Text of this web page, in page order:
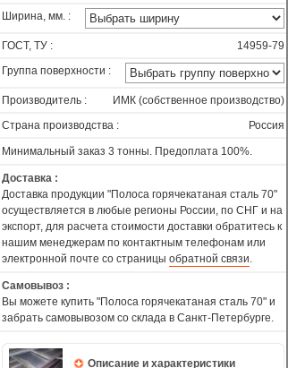
Ширина, мм. :
ГОСТ, ТУ :
14959-79
Группа поверхности :
Производитель :
ИМК (собственное производство)
Страна производства :
Россия
Минимальный заказ 3 тонны. Предоплата 100%.
Доставка :
Доставка продукции "Полоса горячекатаная сталь 70"
осуществляется в любые регионы России, по СНГ и на
экспорт, для расчета стоимости доставки обратитесь к
нашим менеджерам по контактным телефонам или
электронной почте со страницы обратной связи.
Самовывоз :
Вы можете купить "Полоса горячекатаная сталь 70" и
забрать самовывозом со склада в Санкт-Петербурге.
Описание и характеристики